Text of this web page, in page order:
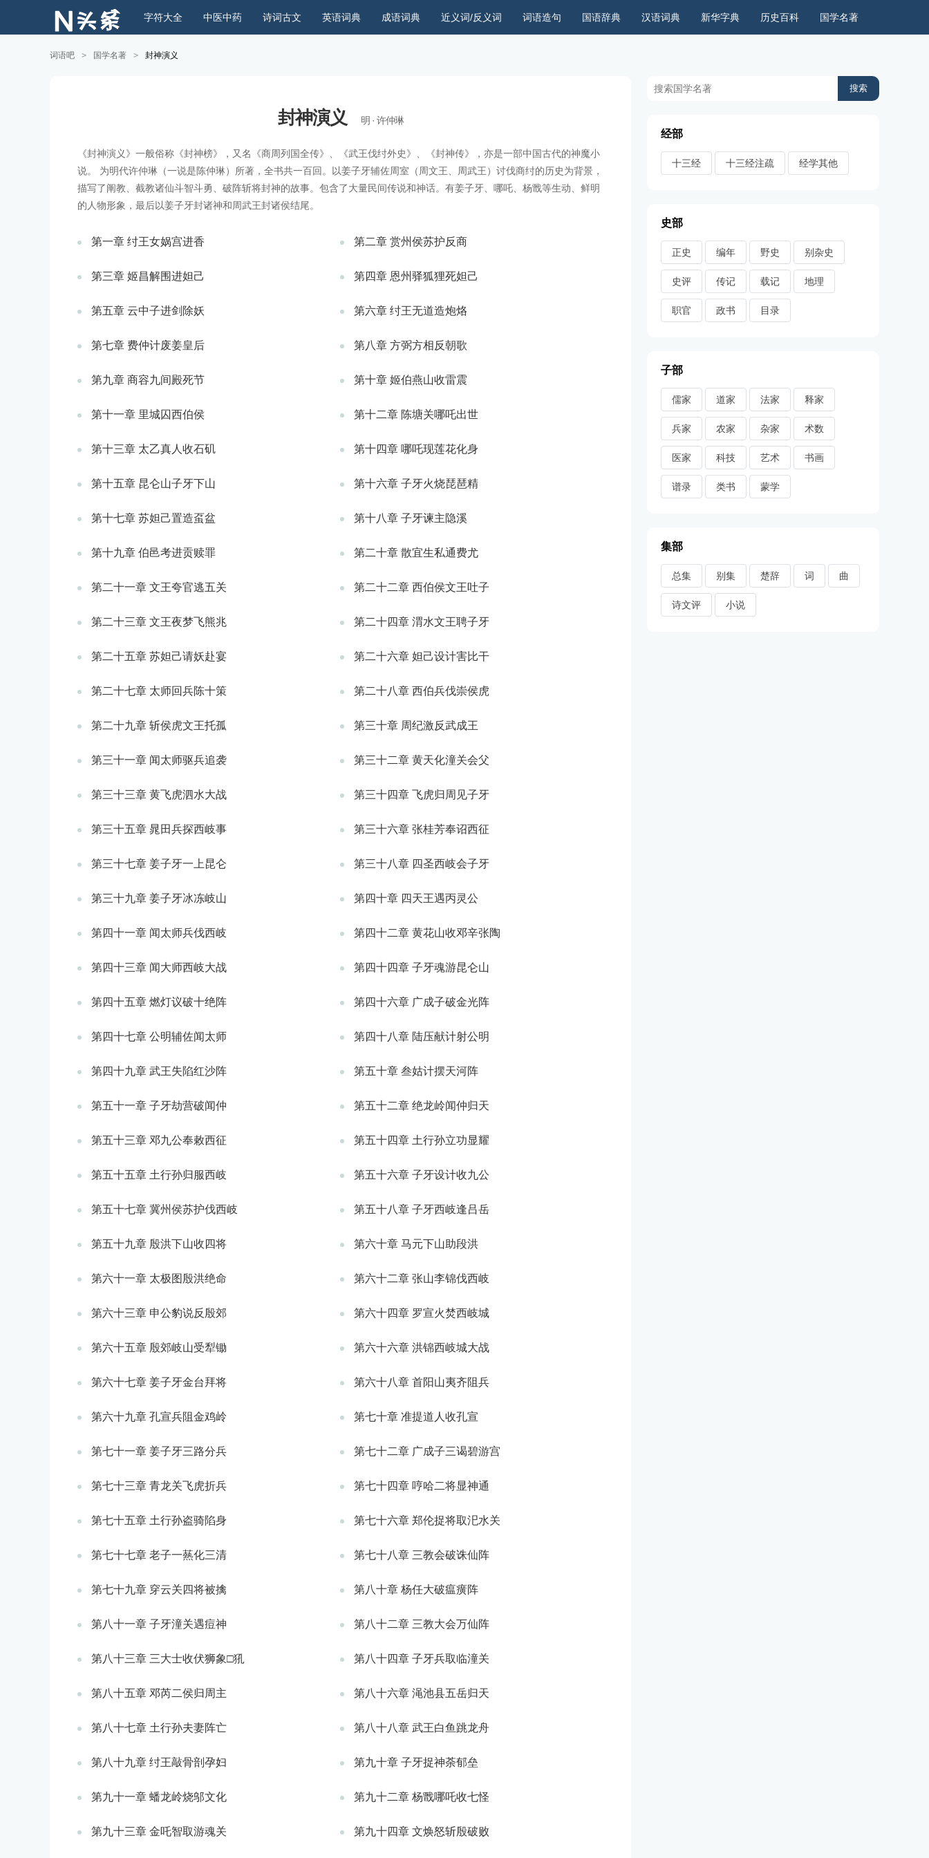
国学名著
历史百科
新华字典
汉语词典
国语辞典
词语造句
近义词/反义词
成语词典
英语词典
诗词古文
中医中药
字符大全
词语吧 > 国学名著 > 封神演义
封神演义 明 · 许仲琳
《封神演义》一般俗称《封神榜》，又名《商周列国全传》、《武王伐纣外史》、《封神传》，亦是一部中国古代的神魔小
说。 为明代许仲琳（一说是陈仲琳）所著，全书共一百回。以姜子牙辅佐周室（周文王、周武王）讨伐商纣的历史为背景，
描写了阐教、截教诸仙斗智斗勇、破阵斩将封神的故事。包含了大量民间传说和神话。有姜子牙、哪吒、杨戬等生动、鲜明
的人物形象，最后以姜子牙封诸神和周武王封诸侯结尾。
第一章 纣王女娲宫进香 第二章 赏州侯苏护反商
第三章 姬昌解围进妲己 第四章 恩州驿狐狸死妲己
第五章 云中子进剑除妖 第六章 纣王无道造炮烙
第七章 费仲计废姜皇后 第八章 方弼方相反朝歌
第九章 商容九间殿死节 第十章 姬伯燕山收雷震
第十一章 里城囚西伯侯 第十二章 陈塘关哪吒出世
第十三章 太乙真人收石矶 第十四章 哪吒现莲花化身
第十五章 昆仑山子牙下山 第十六章 子牙火烧琵琶精
第十七章 苏妲己置造虿盆 第十八章 子牙谏主隐溪
第十九章 伯邑考进贡赎罪 第二十章 散宜生私通费尤
第二十一章 文王夸官逃五关 第二十二章 西伯侯文王吐子
第二十三章 文王夜梦飞熊兆 第二十四章 渭水文王聘子牙
第二十五章 苏妲己请妖赴宴 第二十六章 妲己设计害比干
第二十七章 太师回兵陈十策 第二十八章 西伯兵伐崇侯虎
第二十九章 斩侯虎文王托孤 第三十章 周纪激反武成王
第三十一章 闻太师驱兵追袭 第三十二章 黄天化潼关会父
第三十三章 黄飞虎泗水大战 第三十四章 飞虎归周见子牙
第三十五章 晁田兵探西岐事 第三十六章 张桂芳奉诏西征
第三十七章 姜子牙一上昆仑 第三十八章 四圣西岐会子牙
第三十九章 姜子牙冰冻岐山 第四十章 四天王遇丙灵公
第四十一章 闻太师兵伐西岐 第四十二章 黄花山收邓辛张陶
第四十三章 闻大师西岐大战 第四十四章 子牙魂游昆仑山
第四十五章 燃灯议破十绝阵 第四十六章 广成子破金光阵
第四十七章 公明辅佐闻太师 第四十八章 陆压献计射公明
第四十九章 武王失陷红沙阵 第五十章 叁姑计摆天河阵
第五十一章 子牙劫营破闻仲 第五十二章 绝龙岭闻仲归天
第五十三章 邓九公奉敕西征 第五十四章 土行孙立功显耀
第五十五章 土行孙归服西岐 第五十六章 子牙设计收九公
第五十七章 冀州侯苏护伐西岐 第五十八章 子牙西岐逢吕岳
第五十九章 殷洪下山收四将 第六十章 马元下山助段洪
第六十一章 太极图殷洪绝命 第六十二章 张山李锦伐西岐
第六十三章 申公豹说反殷郊 第六十四章 罗宣火焚西岐城
第六十五章 殷郊岐山受犁锄 第六十六章 洪锦西岐城大战
第六十七章 姜子牙金台拜将 第六十八章 首阳山夷齐阻兵
第六十九章 孔宣兵阻金鸡岭 第七十章 准提道人收孔宣
第七十一章 姜子牙三路分兵 第七十二章 广成子三谒碧游宫
第七十三章 青龙关飞虎折兵 第七十四章 哼哈二将显神通
第七十五章 土行孙盗骑陷身 第七十六章 郑伦捉将取汜水关
第七十七章 老子一爇化三清 第七十八章 三教会破诛仙阵
第七十九章 穿云关四将被擒 第八十章 杨任大破瘟癀阵
第八十一章 子牙潼关遇痘神 第八十二章 三教大会万仙阵
第八十三章 三大士收伏狮象□犼 第八十四章 子牙兵取临潼关
第八十五章 邓芮二侯归周主 第八十六章 渑池县五岳归天
第八十七章 土行孙夫妻阵亡 第八十八章 武王白鱼跳龙舟
第八十九章 纣王敲骨剖孕妇 第九十章 子牙捉神荼郁垒
第九十一章 蟠龙岭烧邬文化 第九十二章 杨戬哪吒收七怪
第九十三章 金吒智取游魂关 第九十四章 文焕怒斩殷破败
经部
十三经 十三经注疏 经学其他
史部
正史 编年 野史 别杂史
史评 传记 载记 地理
职官 政书 目录
子部
儒家 道家 法家 释家
兵家 农家 杂家 术数
医家 科技 艺术 书画
谱录 类书 蒙学
集部
总集 别集 楚辞 词 曲
诗文评 小说